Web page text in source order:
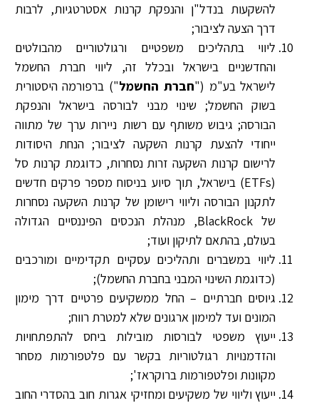
להשקעות בנדל"ן והנפקת קרנות אסטרטגיות, לרבות
דרך הצעה לציבור;
ליווי בתהליכים משפטיים ורגולטוריים מהבולטים
והחדשניים בישראל ובכלל זה, ליווי חברת החשמל
לישראל בע"מ ("חברת החשמל") ברפורמה היסטורית
בשוק החשמל; שינוי מבני לבורסה בישראל והנפקת
הבורסה; גיבוש משותף עם רשות ניירות ערך של מתווה
ייחודי להצעת קרנות השקעה לציבור; הנחת היסודות
לרישום קרנות השקעה זרות נסחרות, כדוגמת קרנות סל
(ETFs) בישראל, תוך סיוע בניסוח מספר פרקים חדשים
לתקנון הבורסה וליווי רישומן של קרנות השקעה נסחרות
של BlackRock, מנהלת הנכסים הפיננסיים הגדולה
בעולם, בהתאם לתיקון ועוד;
ליווי במשברים ותהליכים עסקיים תקדימיים ומורכבים
(כדוגמת השינוי המבני בחברת החשמל);
גיוסים חברתיים – החל ממשקיעים פרטיים דרך מימון
המונים ועד למימון ארגונים שלא למטרת רווח;
ייעוץ משפטי לבורסות מובילות ביחס להתפתחויות
והזדמנויות רגולטוריות בקשר עם פלטפורמות מסחר
מקוונות ופלטפורמות ברוקראז';
ייעוץ וליווי של משקיעים ומחזיקי אגרות חוב בהסדרי החוב